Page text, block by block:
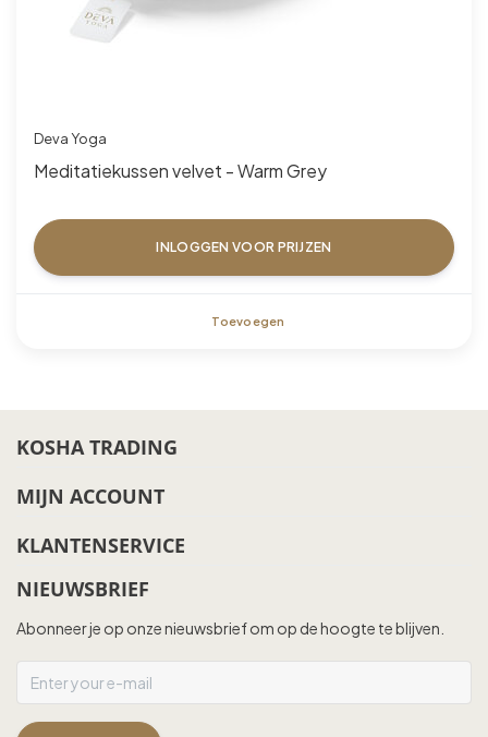
Deva Yoga
Meditatiekussen velvet - Warm Grey
INLOGGEN VOOR PRIJZEN
Toevoegen
KOSHA TRADING
MIJN ACCOUNT
KLANTENSERVICE
NIEUWSBRIEF
Abonneer je op onze nieuwsbrief om op de hoogte te blijven.